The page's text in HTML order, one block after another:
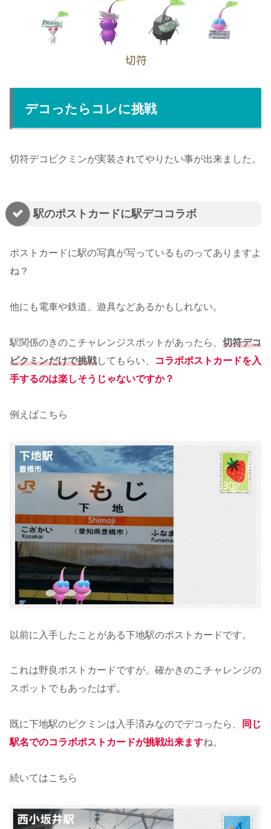
デコったらコレに挑戦
切符デコピクミンが実装されてやりたい事が出来ました。
駅のポストカードに駅デココラボ
ポストカードに駅の写真が写っているものってありますよ
ね？
他にも電車や鉄道、遊具などあるかもしれない。
駅関係のきのこチャレンジスポットがあったら、 切符デコ
ピクミンだけで挑戦してもらい、
コラボポストカードを入
手するのは楽しそうじゃないですか？
例えばこちら
以前に入手したことがある下地駅のポストカードです。
これは野良ポストカードですが、確かきのこチャレンジの
スポットでもあったはず。
既に下地駅のピクミンは入手済みなのでデコったら、
同じ
駅名でのコラボポストカードが挑戦出来ますね。
続いてはこちら